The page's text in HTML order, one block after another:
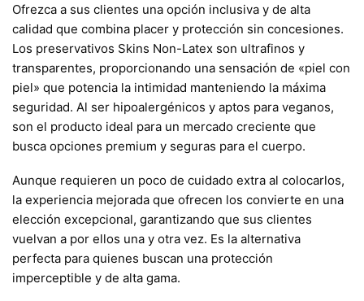
Ofrezca a sus clientes una opción inclusiva y de alta
calidad que combina placer y protección sin concesiones.
Los preservativos Skins Non-Latex son ultrafinos y
transparentes, proporcionando una sensación de «piel con
piel» que potencia la intimidad manteniendo la máxima
seguridad. Al ser hipoalergénicos y aptos para veganos,
son el producto ideal para un mercado creciente que
busca opciones premium y seguras para el cuerpo.
Aunque requieren un poco de cuidado extra al colocarlos,
la experiencia mejorada que ofrecen los convierte en una
elección excepcional, garantizando que sus clientes
vuelvan a por ellos una y otra vez. Es la alternativa
perfecta para quienes buscan una protección
imperceptible y de alta gama.